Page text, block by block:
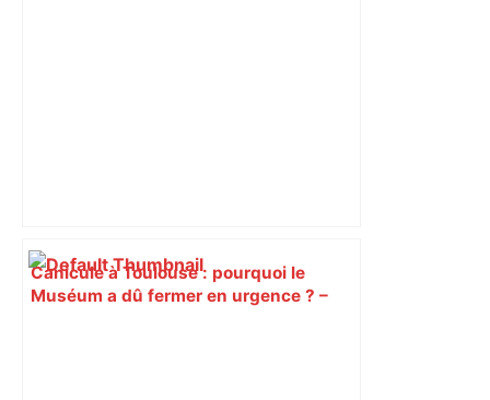
Canicule à Toulouse : pourquoi le
Muséum a dû fermer en urgence ? –